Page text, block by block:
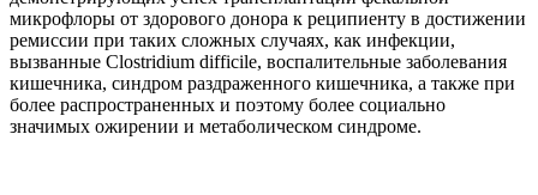
микрофлоры от здорового донора к реципиенту в достижении
ремиссии при таких сложных случаях, как инфекции,
вызванные Clostridium difficile, воспалительные заболевания
кишечника, синдром раздраженного кишечника, а также при
более распространенных и поэтому более социально
значимых ожирении и метаболическом синдроме.